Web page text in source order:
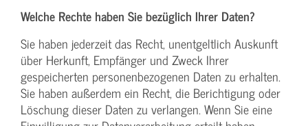
Welche Rechte haben Sie bezüglich Ihrer Daten?
Sie haben jederzeit das Recht, unentgeltlich Auskunft
über Herkunft, Empfänger und Zweck Ihrer
gespeicherten personenbezogenen Daten zu erhalten.
Sie haben außerdem ein Recht, die Berichtigung oder
Löschung dieser Daten zu verlangen. Wenn Sie eine